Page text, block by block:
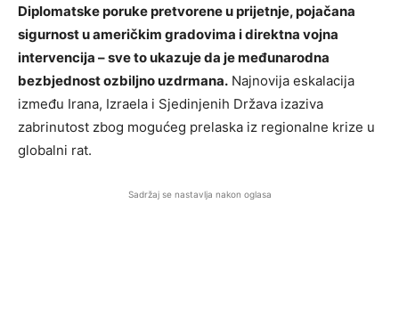
Diplomatske poruke pretvorene u prijetnje, pojačana
sigurnost u američkim gradovima i direktna vojna
intervencija – sve to ukazuje da je međunarodna
bezbjednost ozbiljno uzdrmana. Najnovija eskalacija
između Irana, Izraela i Sjedinjenih Država izaziva
zabrinutost zbog mogućeg prelaska iz regionalne krize u
globalni rat.
Sadržaj se nastavlja nakon oglasa